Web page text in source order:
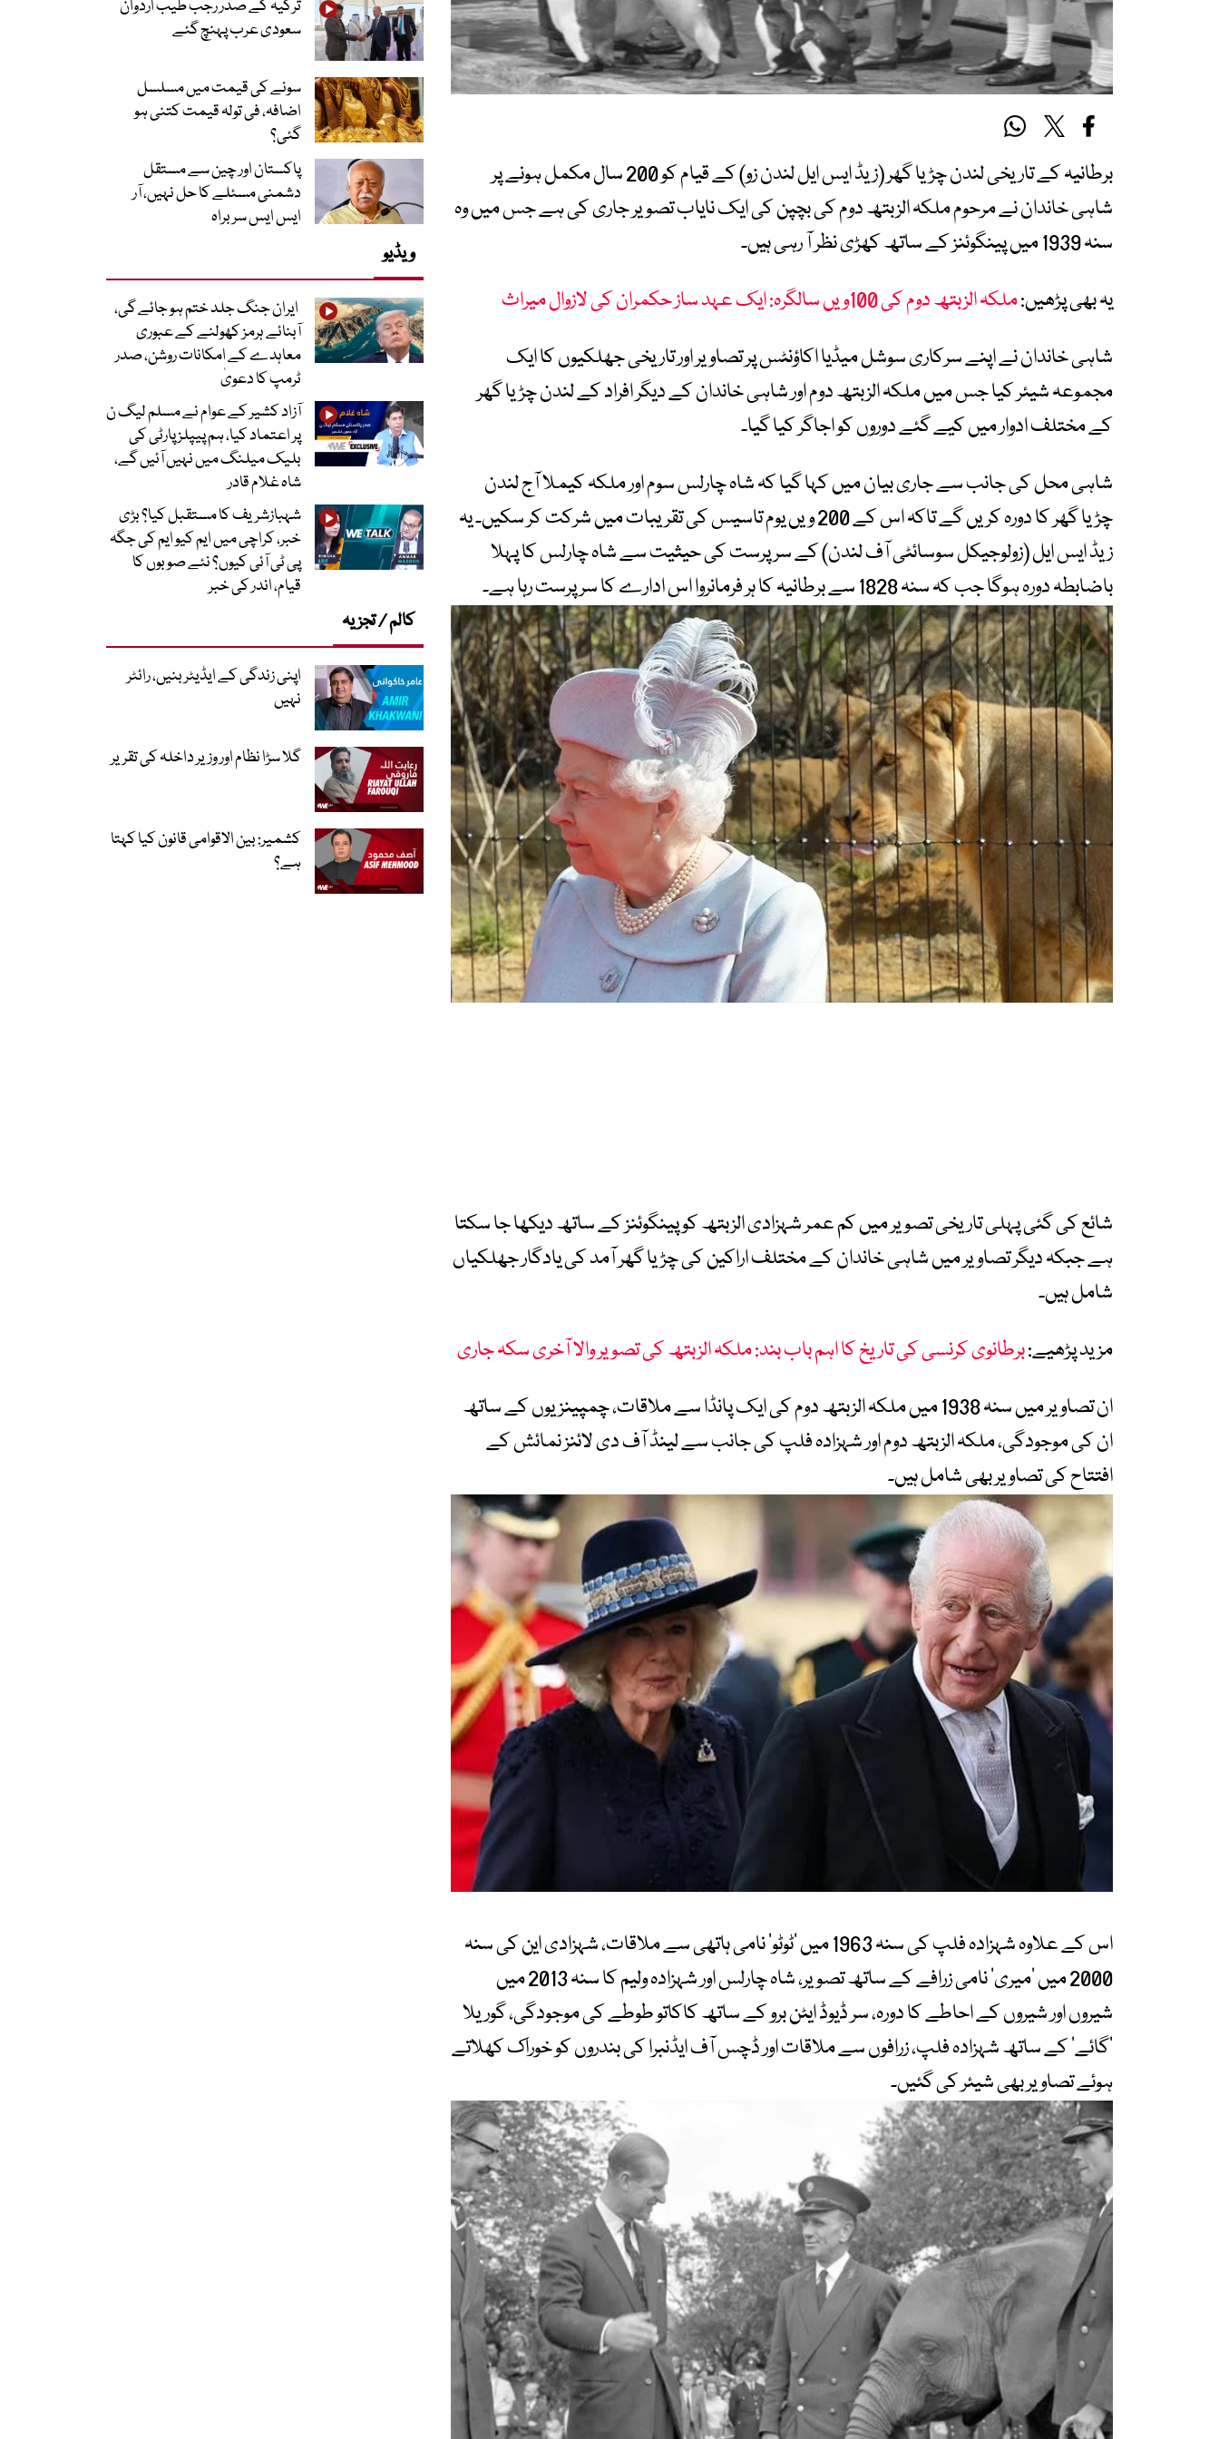
برطانیہ کے تاریخی لندن چڑیا گھر (زیڈ ایس ایل لندن زو) کے قیام کو 200 سال مکمل ہونے پر
شاہی خاندان نے مرحوم ملکہ الزبتھ دوم کی بچپن کی ایک نایاب تصویر جاری کی ہے جس میں وہ
سنہ 1939 میں پینگوئنز کے ساتھ کھڑی نظر آ رہی ہیں۔
یہ بھی پڑھیں:ملکہ الزبتھ دوم کی 100ویں سالگرہ: ایک عہد ساز حکمران کی لازوال میراث
شاہی خاندان نے اپنے سرکاری سوشل میڈیا اکاؤنٹس پر تصاویر اور تاریخی جھلکیوں کا ایک
مجموعہ شیئر کیا جس میں ملکہ الزبتھ دوم اور شاہی خاندان کے دیگر افراد کے لندن چڑیا گھر
کے مختلف ادوار میں کیے گئے دوروں کو اجاگر کیا گیا۔
شاہی محل کی جانب سے جاری بیان میں کہا گیا کہ شاہ چارلس سوم اور ملکہ کیملا آج لندن
چڑیا گھر کا دورہ کریں گے تاکہ اس کے 200 ویں یوم تاسیس کی تقریبات میں شرکت کر سکیں۔ یہ
زیڈ ایس ایل (زولوجیکل سوسائٹی آف لندن) کے سرپرست کی حیثیت سے شاہ چارلس کا پہلا
باضابطہ دورہ ہوگا جب کہ سنہ 1828 سے برطانیہ کا ہر فرمانروا اس ادارے کا سرپرست رہا ہے۔
شائع کی گئی پہلی تاریخی تصویر میں کم عمر شہزادی الزبتھ کو پینگوئنز کے ساتھ دیکھا جا سکتا
ہے جبکہ دیگر تصاویر میں شاہی خاندان کے مختلف اراکین کی چڑیا گھر آمد کی یادگار جھلکیاں
شامل ہیں۔
مزید پڑھیے:برطانوی کرنسی کی تاریخ کا اہم باب بند: ملکہ الزبتھ کی تصویر والا آخری سکہ جاری
ان تصاویر میں سنہ 1938 میں ملکہ الزبتھ دوم کی ایک پانڈا سے ملاقات، چمپینزیوں کے ساتھ
ان کی موجودگی، ملکہ الزبتھ دوم اور شہزادہ فلپ کی جانب سے لینڈ آف دی لائنز نمائش کے
افتتاح کی تصاویر بھی شامل ہیں۔
اس کے علاوہ شہزادہ فلپ کی سنہ 1963 میں ’ٹوٹو‘ نامی ہاتھی سے ملاقات، شہزادی این کی سنہ
2000 میں ’میری‘ نامی زرافے کے ساتھ تصویر، شاہ چارلس اور شہزادہ ولیم کا سنہ 2013 میں
شیروں اور شیروں کے احاطے کا دورہ، سر ڈیوڈ ایٹن برو کے ساتھ کاکاتو طوطے کی موجودگی، گوریلا
’گائے‘ کے ساتھ شہزادہ فلپ، زرافوں سے ملاقات اور ڈچس آف ایڈنبرا کی بندروں کو خوراک کھلاتے
ہوئے تصاویر بھی شیئر کی گئیں۔
ترکیہ کے صدر رجب طیب اردوان
سعودی عرب پہنچ گئے
سونے کی قیمت میں مسلسل
اضافہ، فی تولہ قیمت کتنی ہو
گئی؟
پاکستان اور چین سے مستقل
دشمنی مسئلے کا حل نہیں، آر
ایس ایس سربراہ
ویڈیو
ایران جنگ جلد ختم ہو جائے گی،
آبنائے ہرمز کھولنے کے عبوری
معاہدے کے امکانات روشن، صدر
ٹرمپ کا دعویٰ
آزاد کشیر کے عوام نے مسلم لیگ ن
پر اعتماد کیا، ہم پیپلز پارٹی کی
بلیک میلنگ میں نہیں آئیں گے،
شاہ غلام قادر
شہبازشریف کا مستقبل کیا؟ بڑی
خبر، کراچی میں ایم کیو ایم کی جگہ
پی ٹی آئی کیوں؟ نئے صوبوں کا
قیام، اندر کی خبر
کالم / تجزیہ
اپنی زندگی کے ایڈیٹر بنیں، رائٹر
نہیں
گلا سڑا نظام اور وزیر داخلہ کی تقریر
کشمیر: بین الاقوامی قانون کیا کہتا
ہے؟